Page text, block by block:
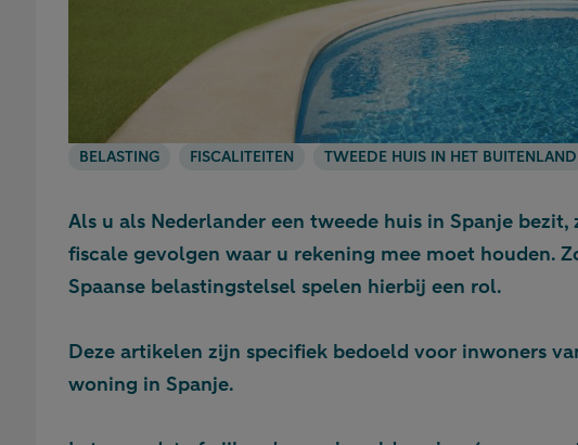
BELASTING FISCALITEITEN TWEEDE HUIS IN HET BUITENLAND
Als u als Nederlander een tweede huis in Spanje
fiscale gevolgen waar u rekening mee moet houden.
Spaanse belastingstelsel spelen hierbij een rol.
Deze artikelen zijn specifiek bedoeld voor inwoners
woning in Spanje.